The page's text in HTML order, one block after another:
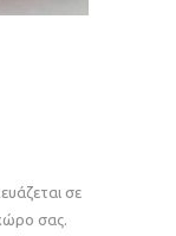
σε
σας.